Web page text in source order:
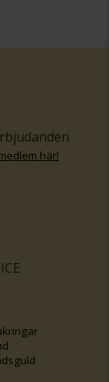
här!